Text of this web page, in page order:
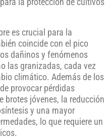
la protección de cultivos
es crucial para la
coincide con el pico
dañinos y fenómenos
las granizadas, cada vez
climático. Además de los
provocar pérdidas
brotes jóvenes, la reducción
y una mayor
lo que requiere un